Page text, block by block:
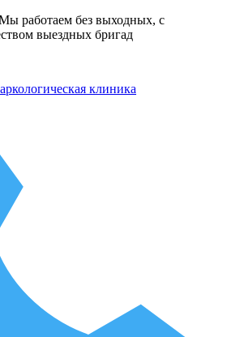
работаем без выходных, с
выездных бригад
клиника